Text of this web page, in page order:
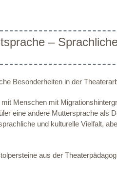
–
Besonderheiten in der
Menschen mit
eine andere Muttersprache als
und kulturelle Vielfalt,
aus der